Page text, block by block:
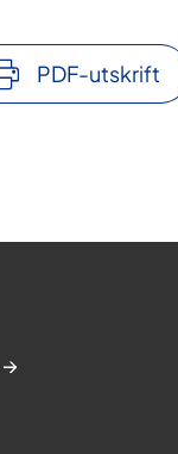
PDF-utskrift